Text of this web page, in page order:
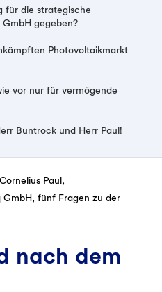
die strategische
gegeben?
Photovoltaikmarkt
vor nur für vermögende
Buntrock und Herr Paul!
Paul,
fünf Fragen zu der
nach dem